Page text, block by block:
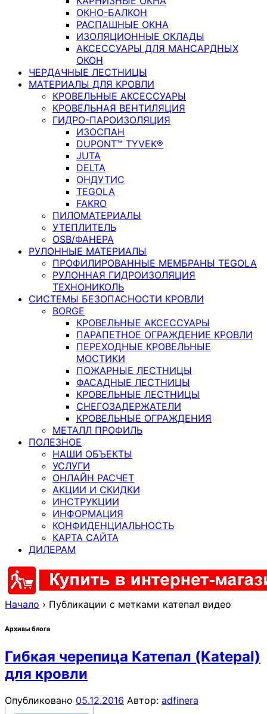
ОКНО-БАЛКОН
РАСПАШНЫЕ ОКНА
ИЗОЛЯЦИОННЫЕ ОКЛАДЫ
АКСЕССУАРЫ ДЛЯ МАНСАРДНЫХ
ОКОН
ЧЕРДАЧНЫЕ ЛЕСТНИЦЫ
МАТЕРИАЛЫ ДЛЯ КРОВЛИ
КРОВЕЛЬНЫЕ АКСЕССУАРЫ
КРОВЕЛЬНАЯ ВЕНТИЛЯЦИЯ
ГИДРО-ПАРОИЗОЛЯЦИЯ
ИЗОСПАН
DUPONT™ TYVEK®
JUTA
DELTA
ОНДУТИС
TEGOLA
FAKRO
ПИЛОМАТЕРИАЛЫ
УТЕПЛИТЕЛЬ
OSB/ФАНЕРА
РУЛОННЫЕ МАТЕРИАЛЫ
ПРОФИЛИРОВАННЫЕ МЕМБРАНЫ TEGOLA
РУЛОННАЯ ГИДРОИЗОЛЯЦИЯ
ТЕХНОНИКОЛЬ
СИСТЕМЫ БЕЗОПАСНОСТИ КРОВЛИ
BORGE
КРОВЕЛЬНЫЕ АКСЕССУАРЫ
ПАРАПЕТНОЕ ОГРАЖДЕНИЕ КРОВЛИ
ПЕРЕХОДНЫЕ КРОВЕЛЬНЫЕ
МОСТИКИ
ПОЖАРНЫЕ ЛЕСТНИЦЫ
ФАСАДНЫЕ ЛЕСТНИЦЫ
КРОВЕЛЬНЫЕ ЛЕСТНИЦЫ
СНЕГОЗАДЕРЖАТЕЛИ
КРОВЕЛЬНЫЕ ОГРАЖДЕНИЯ
МЕТАЛЛ ПРОФИЛЬ
ПОЛЕЗНОЕ
НАШИ ОБЪЕКТЫ
УСЛУГИ
ОНЛАЙН РАСЧЕТ
АКЦИИ И СКИДКИ
ИНСТРУКЦИИ
ИНФОРМАЦИЯ
КОНФИДЕНЦИАЛЬНОСТЬ
КАРТА САЙТА
ДИЛЕРАМ
Начало › Публикации с метками катепал видео
Архивы блога
Гибкая черепица Катепал (Katepal)
для кровли
Опубликовано 05.12.2016 Автор: adfinera